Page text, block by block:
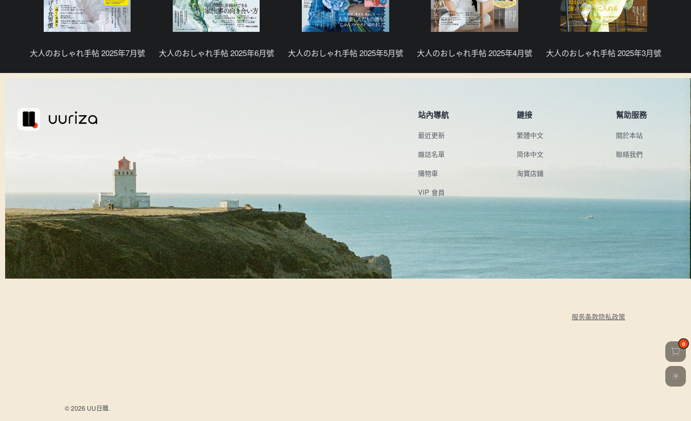
大人のおしゃれ手帖 2025年7月號 大人のおしゃれ手帖 2025年6月號 大人のおしゃれ手帖 2025年5月號 大人のおしゃれ手帖 2025年4月號 大人のおしゃれ手帖 2025年3月號
站內導航
最近更新
雜誌名單
購物車
VIP 會員
鏈接
繁體中文
简体中文
淘寶店鋪
幫助服務
關於本站
聯絡我們
服务条款隐私政策
© 2026 UU日雜.
0